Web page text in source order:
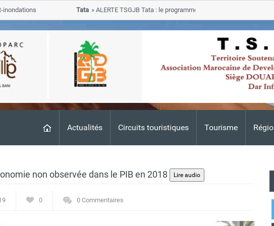
Actualités Circuits touristiques Tourisme
ALERTE TSGJB Tata : le programme de rehabilitation post-
progresse dans les zones sinistrees
non observée dans le PIB en 2018
0 0 Commentaires